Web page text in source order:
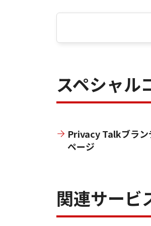
スペシャル
Privacy Talkブラン
ページ
関連サービ